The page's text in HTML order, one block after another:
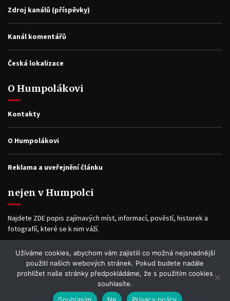
Zdroj kanálů (příspěvky)
Kanál komentářů
Česká lokalizace
O Humpolákovi
Kontakty
O Humpolákovi
Reklama a uveřejnění článku
nejen v Humpolci
Najdete ZDE popis zajímavých míst, informací, pověstí, historek a
fotografíí, které se k nim váží.
Facebook
Užíváme cookies, abychom vám zajistili co možná nejsnadnější
použití našich webových stránek. Pokud budete nadále
prohlížet naše stránky předpokládáme, že s použitím cookies
souhlasíte.
Souhlasím
Ne Privacy policy